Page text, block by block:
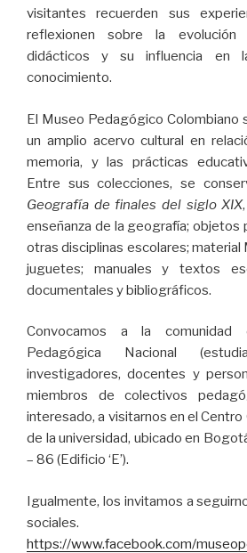
visitantes recuerden sus
reflexionen sobre la
didácticos y su influencia en
conocimiento.
El Museo Pedagógico Colombiano
un amplio acervo cultural en
memoria, y las prácticas
Entre sus colecciones, se
Geografía de finales del siglo XIX
enseñanza de la geografía; objetos
otras disciplinas escolares;
juguetes; manuales y textos
documentales y bibliográficos.
Convocamos a la comunidad
Pedagógica Nacional
investigadores, docentes y
miembros de colectivos
interesado, a visitarnos en el Centro
de la universidad, ubicado en
– 86 (Edificio ‘E’).
Igualmente, los invitamos a
sociales.
https://www.facebook.com/